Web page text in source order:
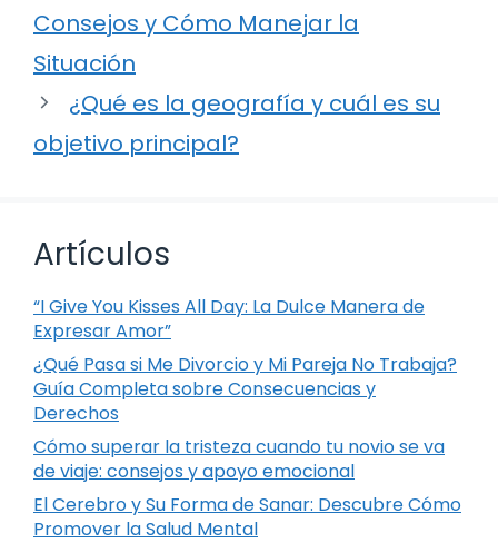
Consejos y Cómo Manejar la
Situación
¿Qué es la geografía y cuál es su
objetivo principal?
Artículos
“I Give You Kisses All Day: La Dulce Manera de
Expresar Amor”
¿Qué Pasa si Me Divorcio y Mi Pareja No Trabaja?
Guía Completa sobre Consecuencias y
Derechos
Cómo superar la tristeza cuando tu novio se va
de viaje: consejos y apoyo emocional
El Cerebro y Su Forma de Sanar: Descubre Cómo
Promover la Salud Mental